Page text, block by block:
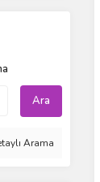
Ara
Arama